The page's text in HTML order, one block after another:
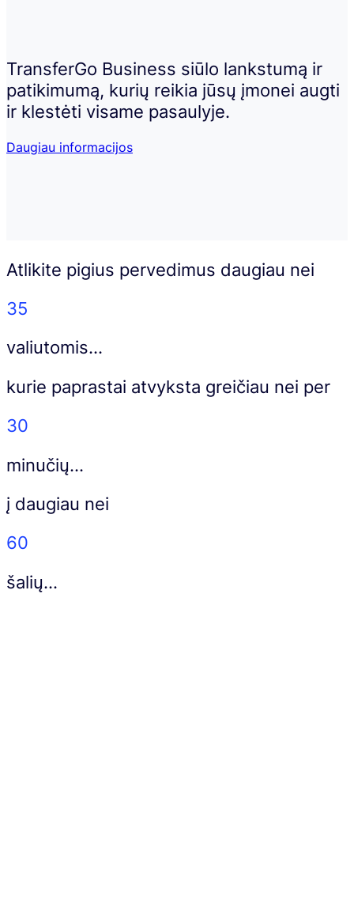
TransferGo Business siūlo lankstumą ir
patikimumą, kurių reikia jūsų įmonei augti
ir klestėti visame pasaulyje.
Daugiau informacijos
Atlikite pigius pervedimus daugiau nei
35
valiutomis…
kurie paprastai atvyksta greičiau nei per
30
minučių…
į daugiau nei
60
šalių…